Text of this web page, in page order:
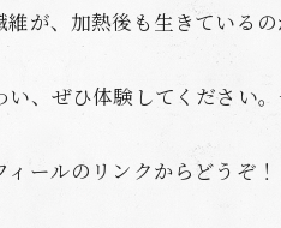
維が、加熱後も生きているの
い、ぜひ体験してください
ィールのリンクからどうぞ！